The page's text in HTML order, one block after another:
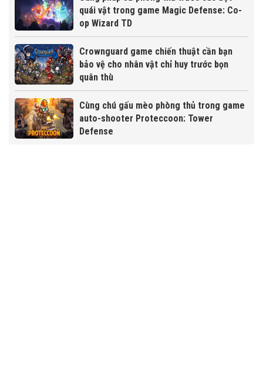
quái vật trong game Magic Defense: Co-
op Wizard TD
Crownguard game chiến thuật cần bạn
bảo vệ cho nhân vật chỉ huy trước bọn
quân thù
Cùng chú gấu mèo phòng thủ trong game
auto-shooter Proteccoon: Tower
Defense